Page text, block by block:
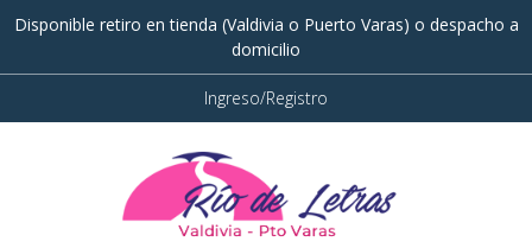
Disponible retiro en tienda (Valdivia o Puerto Varas) o despacho a
domicilio
Ingreso/Registro